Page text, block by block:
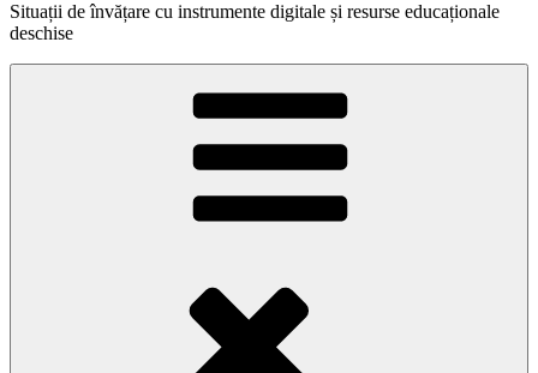
Situații de învățare cu instrumente digitale și resurse educaționale
deschise